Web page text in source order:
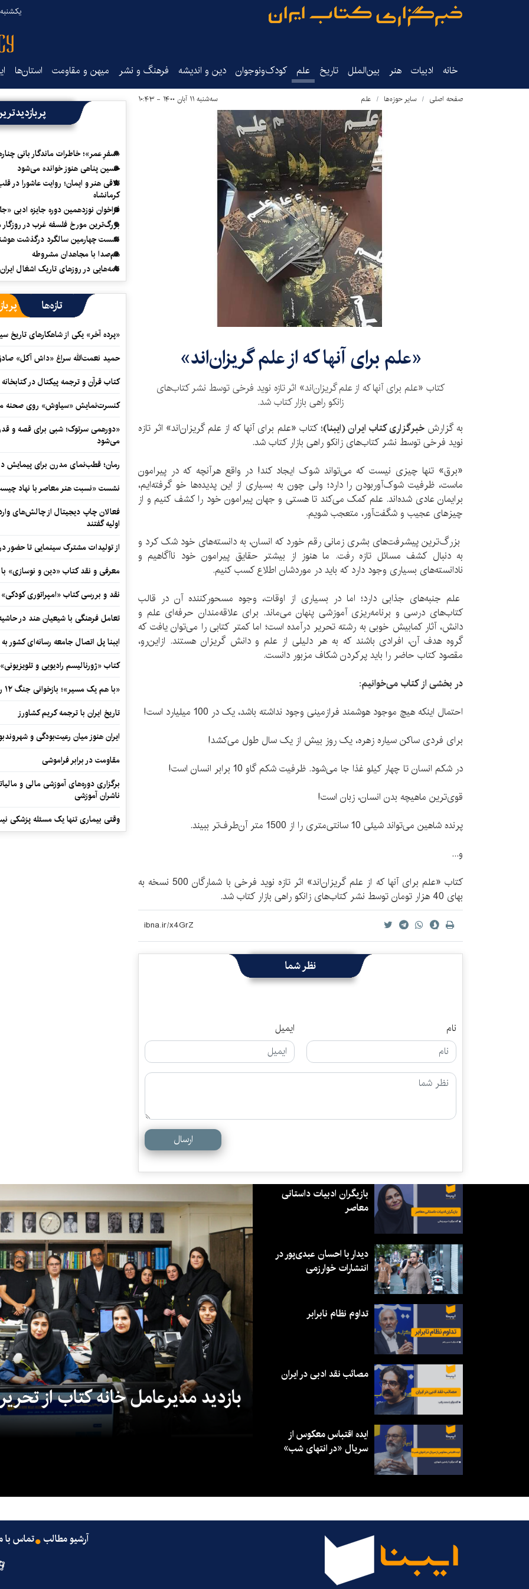
یکشنبه ۱۸ مرداد
خانه ادبیات هنر بین‌الملل تاریخ‌ علم کودک‌ونوجوان دین و اندیشه فرهنگ و نشر میهن و مقاومت استان‌ها
صفحه اصلی سایر حوزه‌ها علم سه‌شنبه ۱۱ آبان ۱۴۰۰ - ۱۰:۴۳
«علم برای آنها که از علم گریزان‌اند»
کتاب «علم برای آنها که از علم گریزان‌اند» اثر تازه نوید فرخی توسط نشر کتاب‌های
زانکو راهی بازار کتاب شد.
به گزارشخبرگزاری کتاب ایران (ایبنا)؛ کتاب «علم برای آنها که از علم گریزان‌اند» اثر تازه
نوید فرخی توسط نشر کتاب‌های زانکو راهی بازار کتاب شد.
«برق» تنها چیزی نیست که می‌تواند شوک ایجاد ‌کند! در واقع هرآنچه که در پیرامون
ماست، ظرفیت شوک‌آور‌بودن را دارد؛ ولی چون به بسیاری از این پدیده‌ها خو گرفته‌ایم،
برایمان عادی شده‌اند. علم کمک می‌کند تا هستی و جهان پیرامون خود را کشف کنیم و از
چیزهای عجیب و شگفت‌آور، متعجب شویم.
بزرگ‌ترین پیشرفت‌های بشری زمانی رقم خورد که انسان، به دانسته‌های خود شک کرد و
به دنبال کشف مسائل تازه رفت. ما هنوز از بیشتر حقایق پیرامون خود ناآگاهیم و
نادانسته‌های بسیاری وجود دارد که باید در موردشان اطلاع کسب کنیم.
علم جنبه‌های جذابی دارد؛ اما در بسیاری از اوقات، وجوه مسحورکننده‌ آن در قالب
کتاب‌های درسی و برنامه‌ریزی آموزشی پنهان می‌ماند. برای علاقه‌مندان حرفه‌ای علم و
دانش، آثار کمابیش خوبی به رشته‌ تحریر درآمده است؛ اما کمتر کتابی را می‌توان یافت که
گروه هدف آن، افرادی باشند که به هر دلیلی از علم و دانش گریزان هستند. ازاین‌رو،
مقصود کتاب حاضر را باید پر‌کردن شکاف مزبور دانست.
در بخشی از کتاب می‌خوانیم:
احتمال اینکه هیچ موجود هوشمند فرازمینی وجود نداشته باشد، یک در 100 میلیارد است!
برای فردی ساکن سیاره زهره، یک روز بیش از یک سال طول می‌کشد!
در شکم انسان تا چهار کیلو غذا جا می‌شود. ظرفیت شکم گاو 10 برابر انسان است!
قوی‌ترین ماهیچه‌ بدن انسان، زبان است!
پرنده‌ شاهین می‌تواند شیئی 10 سانتی‌متری را از 1500 متر آن‌طرف‌تر ببیند.
و...
کتاب «علم برای آنها که از علم گریزان‌اند» اثر تازه نوید فرخی با شمارگان 500 نسخه به
بهای 40 هزار تومان توسط نشر کتاب‌های زانکو راهی بازار کتاب شد.
نظر شما
نام ایمیل
ارسال
«سفرِ عمر»؛ خاطرات ماندگار بانی
حسین پناهی هنوز خوانده می‌شود
تلاقی هنر و ایمان؛ روایت عاشورا در
کرمانشاه
فراخوان نوزدهمین دوره جایزه ادبی
بزرگ‌ترین مورخ فلسفه غرب در روزگار
نشست چهارمین سالگرد درگذشت
هم‌صدا با مجاهدان مشروطه
نامه‌هایی در روزهای تاریک اشغال ایران
تازه‌ها
«پرده آخر» یکی از شاهکارهای تاریخ
حمید نعمت‌‏الله سراغ «داش آکل»
کتاب قرآن و ترجمه پیکتال در
کنسرت‌نمایش «سیاوش» روی صحنه
«دورهمی سرتوک؛ شبی برای قصه و
می‌شود
رمان؛ قطب‌نمای مدرن برای پیمایش
نشست «نسبت هنر معاصر با نهاد
فعالان چاپ دیجیتال از چالش‌های
اولیه گفتند
از تولیدات مشترک سینمایی تا حضور
معرفی و نقد کتاب «دین و نوسازی»
نقد و بررسی کتاب «امپراتوری کودکی»
تعامل فرهنگی با شیعیان هند در
ایبنا پل اتصال جامعه رسانه‌ای کشور
کتاب «ژورنالیسم رادیویی و تلویزیونی»
«با هم یک مسیر»؛ بازخوانی جنگ ۱۲ روزه در قاب یک رمان کوتاه
تاریخ ایران با ترجمه کریم کشاورز
ایران هنوز میان رعیت‌بودگی و
مقاومت در برابر فراموشی
برگزاری دوره‌های آموزشی مالی و
ناشران آموزشی
وقتی بیماری تنها یک مسئله پزشکی
بازدید مدیرعامل خانه کتاب از
بازیگران ادبیات داستانی
معاصر
دیدار با احسان عبدی‌پور در
انتشارات خوارزمی
تداوم نظام نابرابر
مصائب نقد ادبی در ایران
ایده اقتباس معکوس از
سریال «در انتهای شب»
آرشیو مطالب تماس با